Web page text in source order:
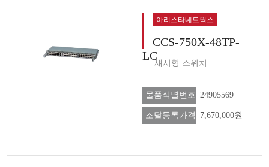
아리스타네트웍스
CCS-750X-48TP-
LC
섀시형 스위치
물품식별번호 24905569
조달등록가격 7,670,000원